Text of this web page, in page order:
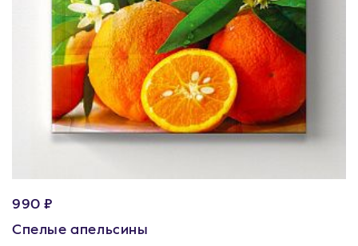
990 ₽
Спелые апельсины